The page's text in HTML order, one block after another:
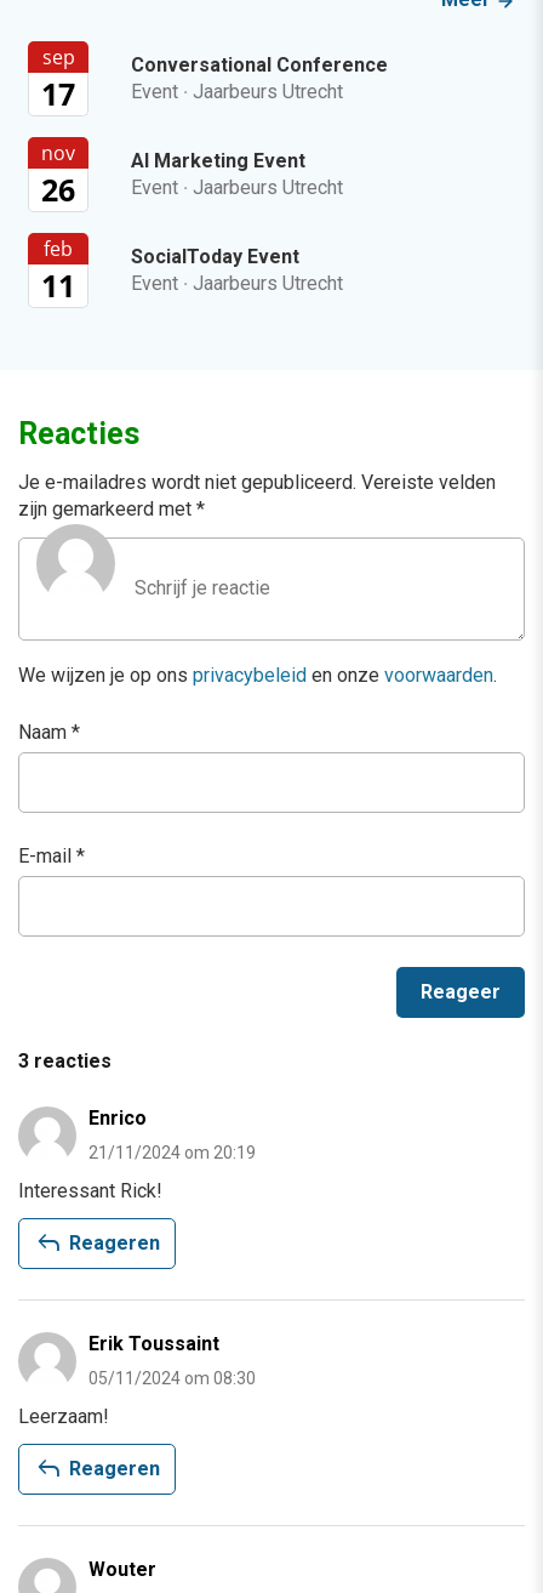
sep
17
Conversational Conference
Event · Jaarbeurs Utrecht
nov
26
AI Marketing Event
Event · Jaarbeurs Utrecht
feb
11
SocialToday Event
Event · Jaarbeurs Utrecht
Reacties
Je e-mailadres wordt niet gepubliceerd. Vereiste velden
zijn gemarkeerd met *
We wijzen je op ons privacybeleid en onze voorwaarden.
Naam *
E-mail *
3 reacties
Enrico
21/11/2024 om 20:19
Interessant Rick!
reply Reageren
Erik Toussaint
05/11/2024 om 08:30
Leerzaam!
reply Reageren
Wouter